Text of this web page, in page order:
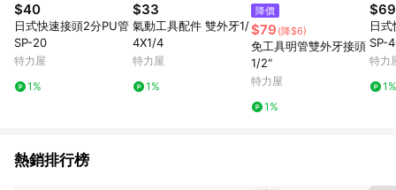
$40
日式快速接頭2分PU管
SP-20
特力屋
1%
$33
氣動工具配件 雙外牙1/
4X1/4
特力屋
1%
降價
$79 (降$6)
免工具明管雙外牙接頭
1/2"
特力屋
1%
$69
日
SP-
特力
1%
熱銷排行榜